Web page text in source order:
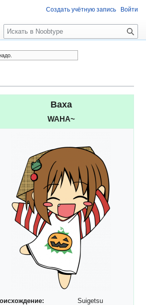
Ваха
WAHA~
Suigetsu
Создать учётную запись Войти
П
о
и
с